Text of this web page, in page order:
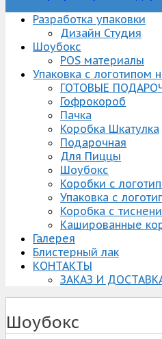
Типография
Упаковка
Разработка упаковки
Дизайн Студия
Шоубокс
POS материалы
Упаковка с логотипом
ГОТОВЫЕ
Гофрокороб
Пачка
Коробка Шкатулка
Подарочная
Для Пиццы
Шоубокс
Коробки с
Упаковка с
Коробка с
Кашированные
Галерея
Блистерный лак
КОНТАКТЫ
ЗАКАЗ И
Шоубокс